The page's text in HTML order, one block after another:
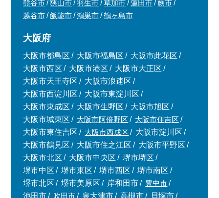
熊谷市
狭山市 羽生市 草加市 蓮田市
蕨市
越谷市
飯能市 鴻巣市 鶴ヶ島市
大阪府
大阪市都島区 大阪市福島区
大阪市此花区
大阪市西区
大阪市港区
大阪市大正区
大阪市天王寺区
大阪市浪速区
大阪市西淀川区
大阪市東淀川区
大阪市東成区
大阪市生野区
大阪市旭区
大阪市城東区
大阪市阿倍野区
大阪市住吉区
大阪市東住吉区
大阪市西成区
大阪市淀川区
大阪市鶴見区
大阪市住之江区
大阪市平野区
大阪市北区
大阪市中央区
堺市堺区
堺市中区
堺市東区 堺市西区
堺市南区
堺市北区
堺市美原区 岸和田市
豊中市
池田市
吹田市 泉大津市 高槻市 貝塚市